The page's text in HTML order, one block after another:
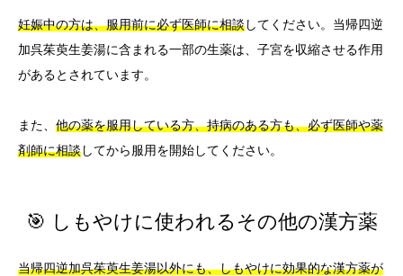
妊娠中の方は、服用前に必ず医師に相談してください。当帰四逆
加呉茱萸生姜湯に含まれる一部の生薬は、子宮を収縮させる作用
があるとされています。
また、 他の薬を服用している方、持病のある方も、必ず医師や薬
剤師に相談してから服用を開始してください。
🎯 しもやけに使われるその他の漢方薬
当帰四逆加呉茱萸生姜湯以外にも、しもやけに効果的な漢方薬が